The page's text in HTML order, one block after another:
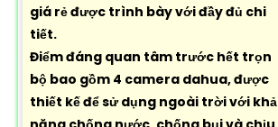
giá rẻ được trình bày với đầy đủ chi
tiết.
Điểm đáng quan tâm trước hết trọn
bộ bao gồm 4 camera dahua, được
thiết kế để sử dụng ngoài trời với khả